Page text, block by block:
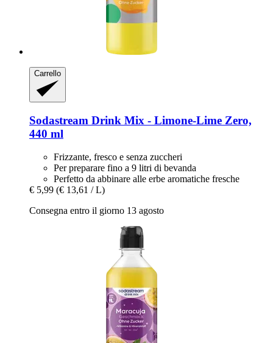
Carrello
Sodastream Drink Mix -​ Limone-​Lime Zero,
440 ml
Frizzante, fresco e senza zuccheri
Per preparare fino a 9 litri di bevanda
Perfetto da abbinare alle erbe aromatiche fresche
€ 5,99 (€ 13,61 / L)
Consegna entro il giorno 13 agosto